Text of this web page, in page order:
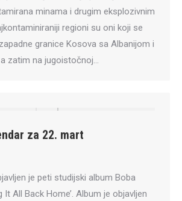
minama i drugim eksplozivnim
regioni su oni koji se
granice Kosova sa Albanijom i
zatim na jugoistočnoj…
za 22. mart
je peti studijski album Boba
It All Back Home’. Album je objavljen